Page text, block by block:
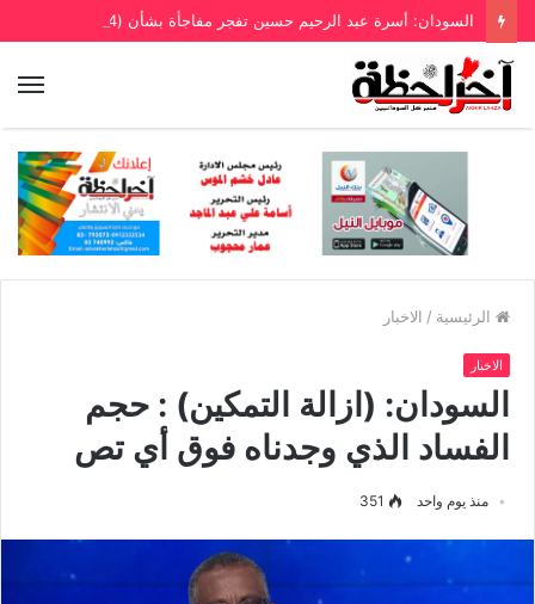
الرئيسية / الاخبار
الاخبار
السودان: (ازالة التمكين) : حجم
الفساد الذي وجدناه فوق أي تص
منذ يوم واحد 351